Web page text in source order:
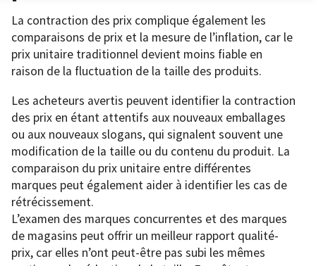
La contraction des prix complique également les
comparaisons de prix et la mesure de l’inflation, car le
prix unitaire traditionnel devient moins fiable en
raison de la fluctuation de la taille des produits.
Les acheteurs avertis peuvent identifier la contraction
des prix en étant attentifs aux nouveaux emballages
ou aux nouveaux slogans, qui signalent souvent une
modification de la taille ou du contenu du produit. La
comparaison du prix unitaire entre différentes
marques peut également aider à identifier les cas de
rétrécissement.
L’examen des marques concurrentes et des marques
de magasins peut offrir un meilleur rapport qualité-
prix, car elles n’ont peut-être pas subi les mêmes